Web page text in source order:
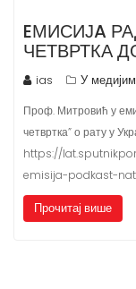
EМИСИЈA
ЧЕТВРТКА
ias У
Проф. Митровић у
четвртка” о рату у
https://
emisija-podkast-
Прочитај више